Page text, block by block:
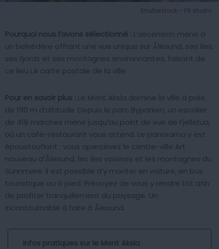
Shutterstock – F8 studio
Pourquoi nous l’avons sélectionné : L’ascension mène à
un belvédère offrant une vue unique sur Ålesund, ses îles,
ses fjords et ses montagnes environnantes, faisant de
ce lieu LA carte postale de la ville.
Pour en savoir plus : Le Mont Aksla domine la ville à près
de 190 m d’altitude. Depuis le parc Byparken, un escalier
de 418 marches mène jusqu’au point de vue de Fjellstua,
où un café-restaurant vous attend. Le panorama y est
époustouflant : vous apercevez le centre-ville Art
nouveau d’Ålesund, les îles voisines et les montagnes du
Sunnmøre. Il est possible d’y monter en voiture, en bus
touristique ou à pied. Prévoyez de vous y rendre tôt afin
de profiter tranquillement du paysage. Un
incontournable à faire à Ålesund.
Infos pratiques sur le Mont Aksla